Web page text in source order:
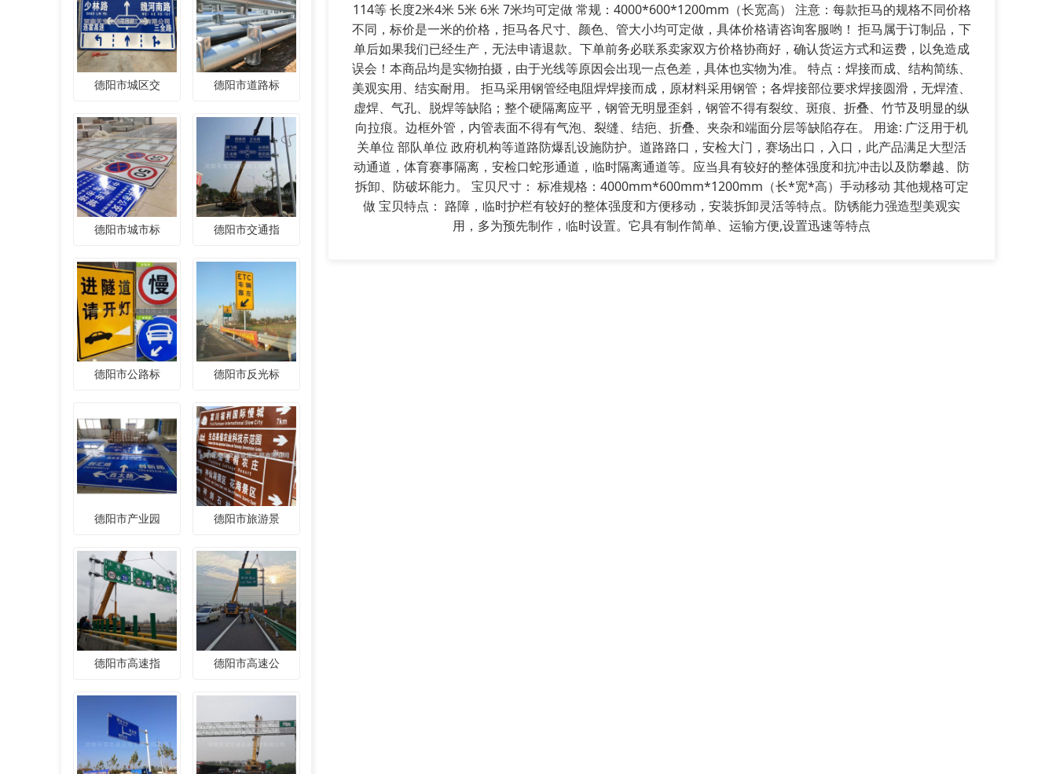
德阳市城区交 德阳市道路标
德阳市城市标 德阳市交通指
德阳市公路标 德阳市反光标
德阳市产业园 德阳市旅游景
德阳市高速指 德阳市高速公
114等 长度2米4米 5米 6米 7米均可定做 常规：4000*600*1200mm（长宽高） 注意：每款拒马的规格不同价格
不同，标价是一米的价格，拒马各尺寸、颜色、管大小均可定做，具体价格请咨询客服哟！ 拒马属于订制品，下
单后如果我们已经生产，无法申请退款。下单前务必联系卖家双方价格协商好，确认货运方式和运费，以免造成
误会！本商品均是实物拍摄，由于光线等原因会出现一点色差，具体也实物为准。 特点：焊接而成、结构简练、
美观实用、结实耐用。 拒马采用钢管经电阻焊焊接而成，原材料采用钢管；各焊接部位要求焊接圆滑，无焊渣、
虚焊、气孔、脱焊等缺陷；整个硬隔离应平，钢管无明显歪斜，钢管不得有裂纹、斑痕、折叠、竹节及明显的纵
向拉痕。边框外管，内管表面不得有气泡、裂缝、结疤、折叠、夹杂和端面分层等缺陷存在。 用途: 广泛用于机
关单位 部队单位 政府机构等道路防爆乱设施防护。道路路口，安检大门，赛场出口，入口，此产品满足大型活
动通道，体育赛事隔离，安检口蛇形通道，临时隔离通道等。应当具有较好的整体强度和抗冲击以及防攀越、防
拆卸、防破坏能力。 宝贝尺寸： 标准规格：4000mm*600mm*1200mm（长*宽*高）手动移动 其他规格可定
做 宝贝特点： 路障，临时护栏有较好的整体强度和方便移动，安装拆卸灵活等特点。防锈能力强造型美观实
用，多为预先制作，临时设置。它具有制作简单、运输方便,设置迅速等特点